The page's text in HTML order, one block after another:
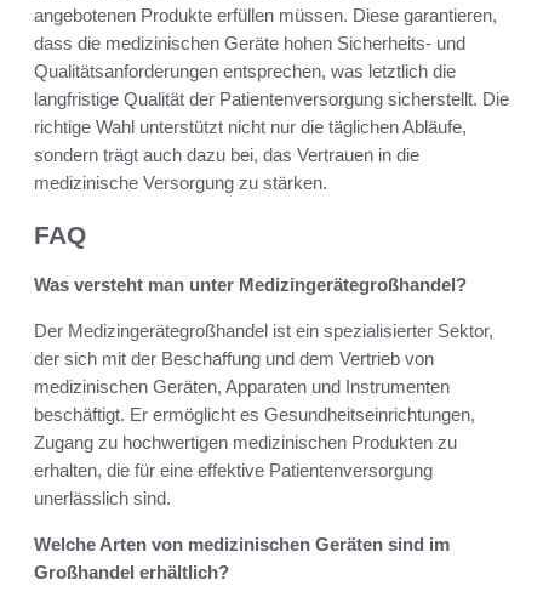
angebotenen Produkte erfüllen müssen. Diese garantieren,
dass die medizinischen Geräte hohen Sicherheits- und
Qualitätsanforderungen entsprechen, was letztlich die
langfristige Qualität der Patientenversorgung sicherstellt. Die
richtige Wahl unterstützt nicht nur die täglichen Abläufe,
sondern trägt auch dazu bei, das Vertrauen in die
medizinische Versorgung zu stärken.
FAQ
Was versteht man unter Medizingerätegroßhandel?
Der Medizingerätegroßhandel ist ein spezialisierter Sektor,
der sich mit der Beschaffung und dem Vertrieb von
medizinischen Geräten, Apparaten und Instrumenten
beschäftigt. Er ermöglicht es Gesundheitseinrichtungen,
Zugang zu hochwertigen medizinischen Produkten zu
erhalten, die für eine effektive Patientenversorgung
unerlässlich sind.
Welche Arten von medizinischen Geräten sind im
Großhandel erhältlich?